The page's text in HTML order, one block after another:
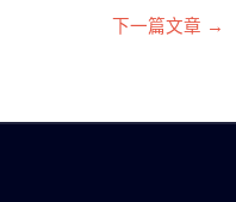
下一篇文章 →